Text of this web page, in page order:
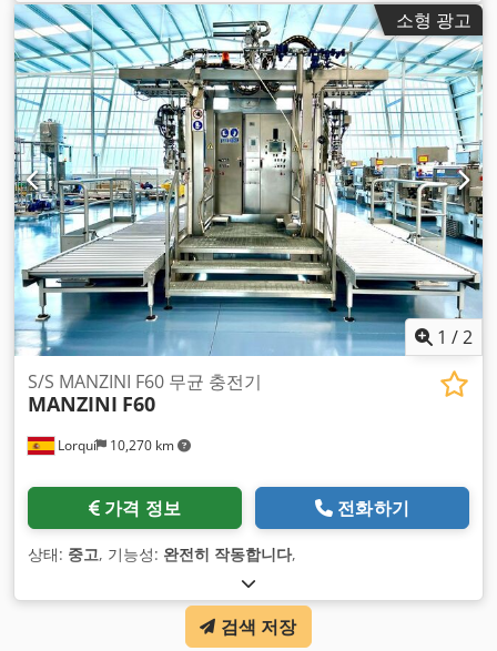
소형 광고
1 /2
Lorquí 10,270 km
S/S MANZINI F60 무균 충전기
MANZINI F60
가격 정보 전화하기
상태: 중고, 기능성: 완전히 작동합니다,
검색 저장